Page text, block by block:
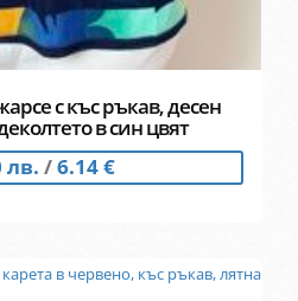
с къс ръкав, десен
в син цвят
лв. /6.14 €